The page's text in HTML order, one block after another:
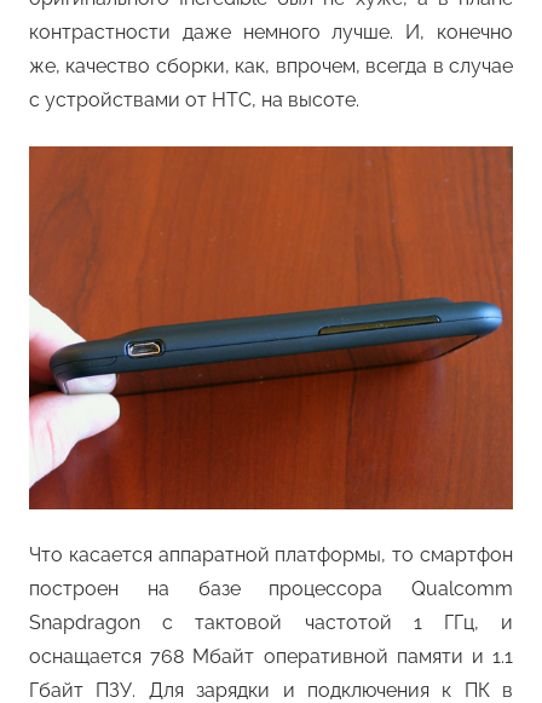
контрастности даже немного лучше. И, конечно
же, качество сборки, как, впрочем, всегда в случае
с устройствами от HTC, на высоте.
Что касается аппаратной платформы, то смартфон
построен на базе процессора Qualcomm
Snapdragon с тактовой частотой 1 ГГц, и
оснащается 768 Мбайт оперативной памяти и 1.1
Гбайт ПЗУ. Для зарядки и подключения к ПК в